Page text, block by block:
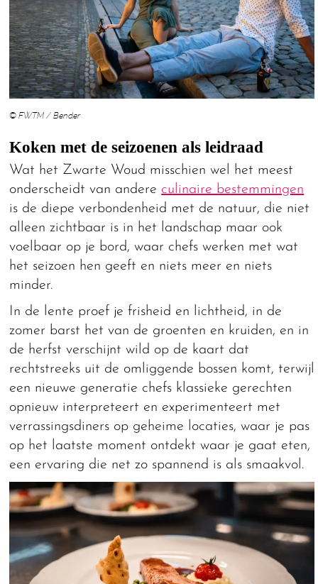
© FWTM / Bender
Koken met de seizoenen als leidraad
Wat het Zwarte Woud misschien wel het meest
onderscheidt van andere culinaire bestemmingen
is de diepe verbondenheid met de natuur, die niet
alleen zichtbaar is in het landschap maar ook
voelbaar op je bord, waar chefs werken met wat
het seizoen hen geeft en niets meer en niets
minder.
In de lente proef je frisheid en lichtheid, in de
zomer barst het van de groenten en kruiden, en in
de herfst verschijnt wild op de kaart dat
rechtstreeks uit de omliggende bossen komt, terwijl
een nieuwe generatie chefs klassieke gerechten
opnieuw interpreteert en experimenteert met
verrassingsdiners op geheime locaties, waar je pas
op het laatste moment ontdekt waar je gaat eten,
een ervaring die net zo spannend is als smaakvol.